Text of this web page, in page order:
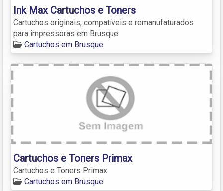
Ink Max Cartuchos e Toners
Cartuchos originais, compatíveis e remanufaturados
para impressoras em Brusque.
Cartuchos em Brusque
Cartuchos e Toners Primax
Cartuchos e Toners Primax
Cartuchos em Brusque